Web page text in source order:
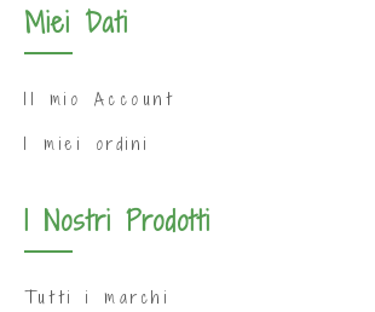
Miei Dati
Il mio Account
I miei ordini
I Nostri Prodotti
Tutti i marchi